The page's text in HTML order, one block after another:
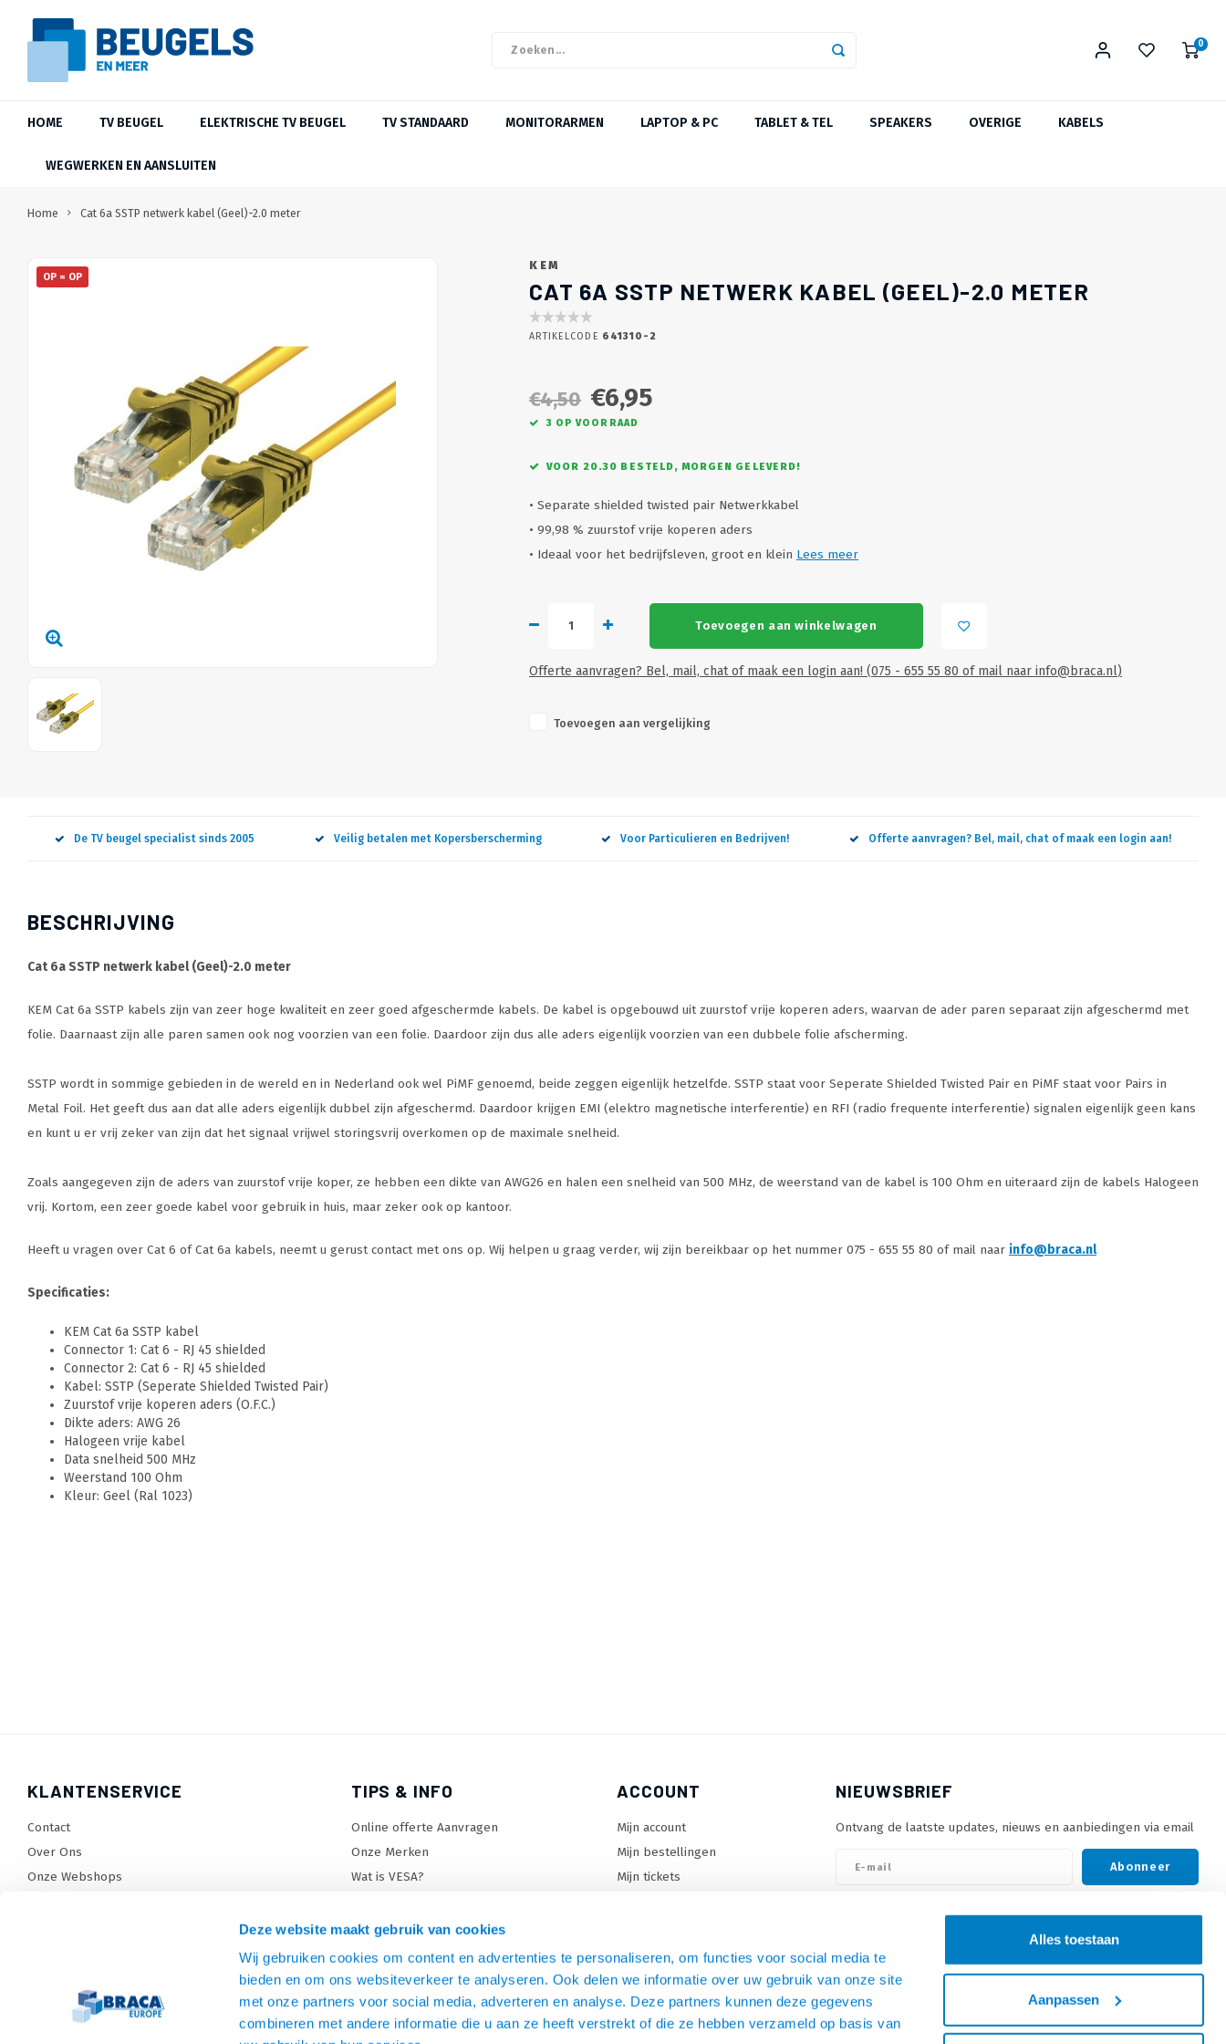
Deze website maakt gebruik van cookies
Wij gebruiken cookies om content en advertenties te personaliseren, om functies voor social media te
bieden en om ons websiteverkeer te analyseren. Ook delen we informatie over uw gebruik van onze site
met onze partners voor social media, adverteren en analyse. Deze partners kunnen deze gegevens
combineren met andere informatie die u aan ze heeft verstrekt of die ze hebben verzameld op basis van
Alles toestaan
Aanpassen
0
HOME TV BEUGEL ELEKTRISCHE TV BEUGEL TV STANDAARD MONITORARMEN LAPTOP & PC TABLET & TEL SPEAKERS OVERIGE KABELS
WEGWERKEN EN AANSLUITEN
Home Cat 6a SSTP netwerk kabel (Geel)-2.0 meter
OP = OP
KEM
CAT 6A SSTP NETWERK KABEL (GEEL)-2.0 METER
ARTIKELCODE 641310-2
€4,50 €6,95
3 OP VOORRAAD
VOOR 20.30 BESTELD, MORGEN GELEVERD!
• Separate shielded twisted pair Netwerkkabel
• 99,98 % zuurstof vrije koperen aders
• Ideaal voor het bedrijfsleven, groot en klein Lees meer
Toevoegen aan winkelwagen
Offerte aanvragen? Bel, mail, chat of maak een login aan! (075 - 655 55 80 of mail naar info@braca.nl)
Toevoegen aan vergelijking
De TV beugel specialist sinds 2005 Veilig betalen met Kopersberscherming Voor Particulieren en Bedrijven! Offerte aanvragen? Bel, mail, chat of maak een login aan!
BESCHRIJVING
Cat 6a SSTP netwerk kabel (Geel)-2.0 meter
KEM Cat 6a SSTP kabels zijn van zeer hoge kwaliteit en zeer goed afgeschermde kabels. De kabel is opgebouwd uit zuurstof vrije koperen aders, waarvan de ader paren separaat zijn afgeschermd met
folie. Daarnaast zijn alle paren samen ook nog voorzien van een folie. Daardoor zijn dus alle aders eigenlijk voorzien van een dubbele folie afscherming.
SSTP wordt in sommige gebieden in de wereld en in Nederland ook wel PiMF genoemd, beide zeggen eigenlijk hetzelfde. SSTP staat voor Seperate Shielded Twisted Pair en PiMF staat voor Pairs in
Metal Foil. Het geeft dus aan dat alle aders eigenlijk dubbel zijn afgeschermd. Daardoor krijgen EMI (elektro magnetische interferentie) en RFI (radio frequente interferentie) signalen eigenlijk geen kans
en kunt u er vrij zeker van zijn dat het signaal vrijwel storingsvrij overkomen op de maximale snelheid.
Zoals aangegeven zijn de aders van zuurstof vrije koper, ze hebben een dikte van AWG26 en halen een snelheid van 500 MHz, de weerstand van de kabel is 100 Ohm en uiteraard zijn de kabels Halogeen
vrij. Kortom, een zeer goede kabel voor gebruik in huis, maar zeker ook op kantoor.
Heeft u vragen over Cat 6 of Cat 6a kabels, neemt u gerust contact met ons op. Wij helpen u graag verder, wij zijn bereikbaar op het nummer 075 - 655 55 80 of mail naar info@braca.nl
Specificaties:
KEM Cat 6a SSTP kabel
Connector 1: Cat 6 - RJ 45 shielded
Connector 2: Cat 6 - RJ 45 shielded
Kabel: SSTP (Seperate Shielded Twisted Pair)
Zuurstof vrije koperen aders (O.F.C.)
Dikte aders: AWG 26
Halogeen vrije kabel
Data snelheid 500 MHz
Weerstand 100 Ohm
Kleur: Geel (Ral 1023)
KLANTENSERVICE
Contact
Over Ons
Onze Webshops
Betaalmethoden en voorwaarden
Privacy policy
TIPS & INFO
Online offerte Aanvragen
Onze Merken
Wat is VESA?
TV standaard keuzehulp
TV lift keuzehulp
Monitorarm keuzehulp
SiteMap
ACCOUNT
Mijn account
Mijn bestellingen
Mijn tickets
NIEUWSBRIEF
Ontvang de laatste updates, nieuws en aanbiedingen via email
Abonneer